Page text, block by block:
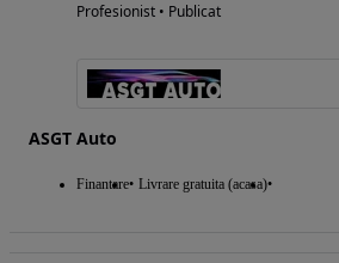
Profesionist • Publicat
ASGT Auto
Finantare Livrare gratuita (acasa)